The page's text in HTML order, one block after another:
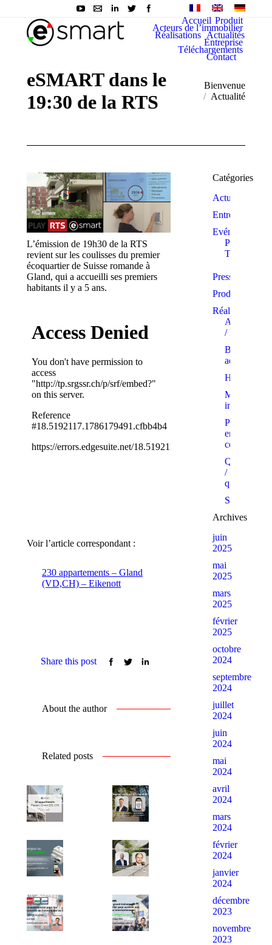
Accueil Produit
Acteurs de l’immobilier
Réalisations Actualités
Entreprise
Téléchargements
Contact
eSMART dans le
19:30 de la RTS
You are here:
Bienvenue
Actualité
L’émission de 19h30 de la RTS
revient sur les coulisses du premier
écoquartier de Suisse romande à
Gland, qui a accueilli ses premiers
habitants il y a 5 ans.
Voir l’article correspondant :
230 appartements – Gland
(VD,CH) – Eikenott
Share this post
About the author
Related posts
Catégories
Actualité
Entreprise
Evénements
Prix et
Trophées
Presse
Produits
Réalisations
/ PPE
Bâtiments
Hôtels
Maisons
Projets
en
cours
Quartiers
/ Eco-
quartiers
Showrooms
Archives
juin
2025
mai
2025
mars
2025
février
2025
octobre
2024
septembre
2024
juillet
2024
juin
2024
mai
2024
avril
2024
mars
2024
février
2024
janvier
2024
décembre
2023
novembre
2023